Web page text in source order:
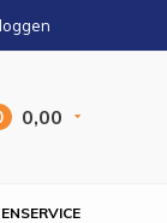
0,00